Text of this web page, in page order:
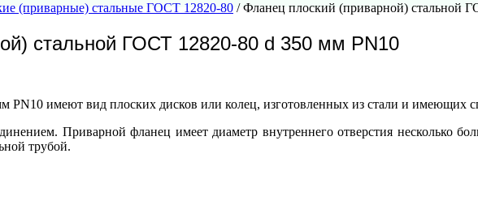
(приварные) стальные ГОСТ 12820-80 / Фланец плоский (приварной) стальной
стальной ГОСТ 12820-80 d 350 мм PN10
имеют вид плоских дисков или колец, изготовленных из стали и имеющих
Приварной фланец имеет диаметр внутреннего отверстия несколько
трубой.